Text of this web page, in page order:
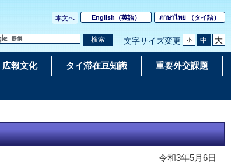
本文へ English （英語） ภาษาไทย（タイ語）
検索 文字サイズ変更 小 中 大
広報文化 タイ滞在豆知識
重要外交課題
令和3年5月6日